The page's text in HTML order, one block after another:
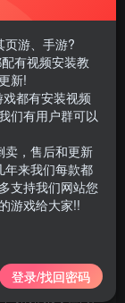
改编译等教
网及外网视频
页游、手游?
有视频安装教
新!
都有安装视频
们有用户群可以
卖，售后和更新
年来我们每款都
支持我们网站您
游戏给大家!!
登录/找回密码